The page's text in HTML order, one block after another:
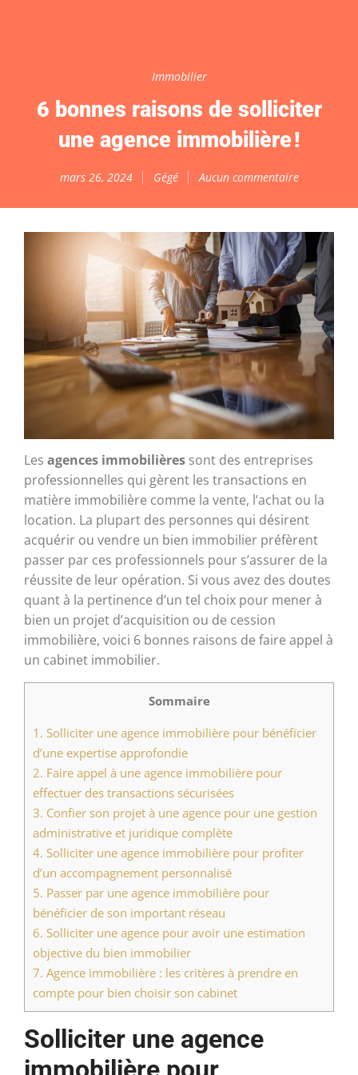
Immobilier
6 bonnes raisons de solliciter
une agence immobilière !
mars 26, 2024 Gégé Aucun commentaire
Les agences immobilières sont des entreprises
professionnelles qui gèrent les transactions en
matière immobilière comme la vente, l’achat ou la
location. La plupart des personnes qui désirent
acquérir ou vendre un bien immobilier préfèrent
passer par ces professionnels pour s’assurer de la
réussite de leur opération. Si vous avez des doutes
quant à la pertinence d’un tel choix pour mener à
bien un projet d’acquisition ou de cession
immobilière, voici 6 bonnes raisons de faire appel à
un cabinet immobilier.
Sommaire
1. Solliciter une agence immobilière pour bénéficier
d’une expertise approfondie
2. Faire appel à une agence immobilière pour
effectuer des transactions sécurisées
3. Confier son projet à une agence pour une gestion
administrative et juridique complète
4. Solliciter une agence immobilière pour profiter
d’un accompagnement personnalisé
5. Passer par une agence immobilière pour
bénéficier de son important réseau
6. Solliciter une agence pour avoir une estimation
objective du bien immobilier
7. Agence immobilière : les critères à prendre en
compte pour bien choisir son cabinet
Solliciter une agence